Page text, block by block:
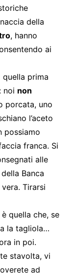
della
, hanno
ai
quella prima
noi non
porcata, uno
l’aceto
possiamo
franca. Si
alle
Banca
Tirarsi
quella che, se
la tagliola…
in poi.
stavolta, vi
ad